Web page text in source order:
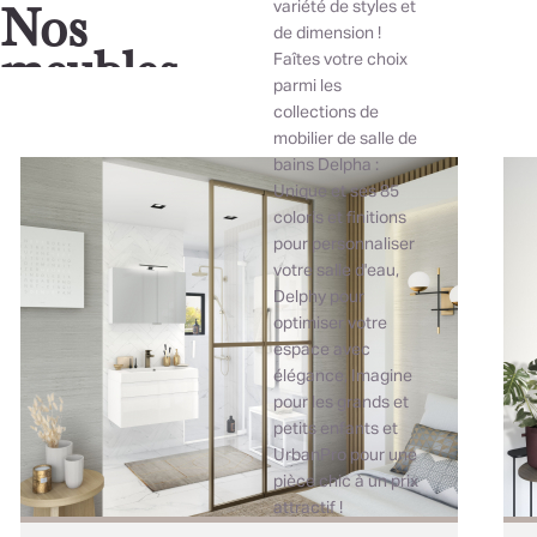
variété de styles et
de dimension !
Faîtes votre choix
parmi les
collections de
mobilier de salle de
bains Delpha :
Unique et ses 85
coloris et finitions
pour personnaliser
votre salle d'eau,
Delphy pour
optimiser votre
espace avec
élégance, Imagine
pour les grands et
petits enfants et
UrbanPro pour une
pièce chic à un prix
attractif !
Nos
meubles